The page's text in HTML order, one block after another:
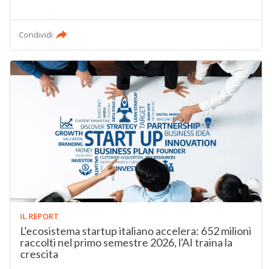
Condividi
IL REPORT
L'ecosistema startup italiano accelera: 652 milioni
raccolti nel primo semestre 2026, l'AI traina la
crescita